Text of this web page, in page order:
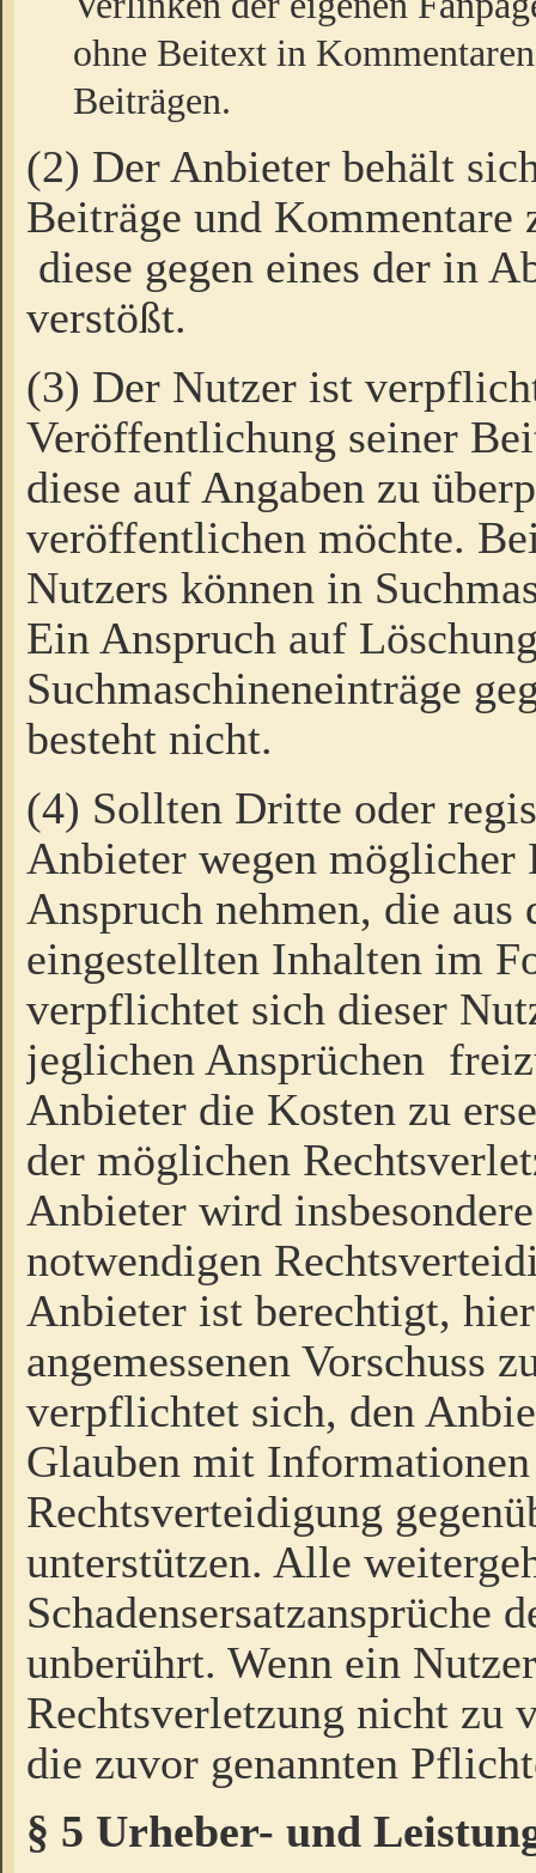
ohne Beitext in
Beiträgen.
(2) Der Anbieter behält
Beiträge und Kommentare
diese gegen eines der in
verstößt.
(3) Der Nutzer ist
Veröffentlichung seiner
diese auf Angaben zu
veröffentlichen möchte.
Nutzers können in
Ein Anspruch auf
Suchmaschineneinträge
besteht nicht.
(4) Sollten Dritte oder
Anbieter wegen möglicher
Anspruch nehmen, die
eingestellten Inhalten im
verpflichtet sich dieser
jeglichen Ansprüchen
Anbieter die Kosten zu
der möglichen
Anbieter wird
notwendigen
Anbieter ist berechtigt,
angemessenen Vorschuss
verpflichtet sich, den
Glauben mit
Rechtsverteidigung
unterstützen. Alle
Schadensersatzansprüche
unberührt. Wenn ein
Rechtsverletzung nicht zu
die zuvor genannten
§ 5 Urheber- und